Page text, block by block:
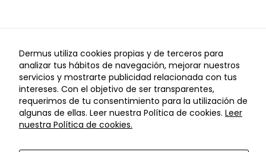
Aviso Legal I Política de Privacidad I Política de
Cookies I Configuración de Cookies I Política de cancelaciones
© Copyright Dermus 2021
Dermus utiliza cookies propias y de terceros para
analizar tus hábitos de navegación, mejorar nuestros
servicios y mostrarte publicidad relacionada con tus
intereses. Con el objetivo de ser transparentes,
requerimos de tu consentimiento para la utilización de
algunas de ellas. Leer nuestra Política de cookies. Leer
nuestra Política de cookies.
utilizamos
analítica que nos
permiten
conocer el
comportamiento
anónimo de los
usuarios y